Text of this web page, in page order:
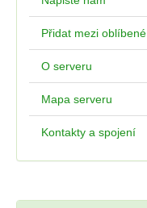
Přidat mezi oblíbené
O serveru
Mapa serveru
Kontakty a spojení